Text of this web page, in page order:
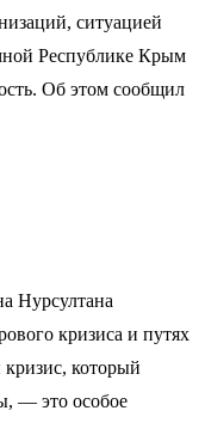
ситуацией
Республике Крым
Об этом сообщил
Нурсултана
кризиса и путях
который
— это особое